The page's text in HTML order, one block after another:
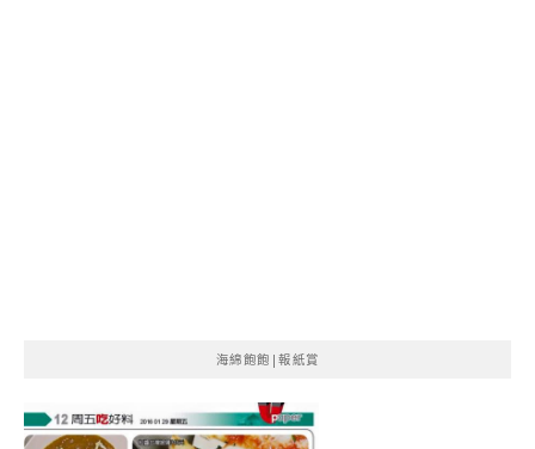
海綿飽飽|報紙賞